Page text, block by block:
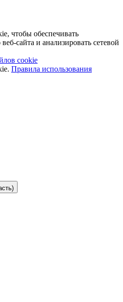
чтобы обеспечивать
сайта и анализировать сетевой
cookie
Правила использования